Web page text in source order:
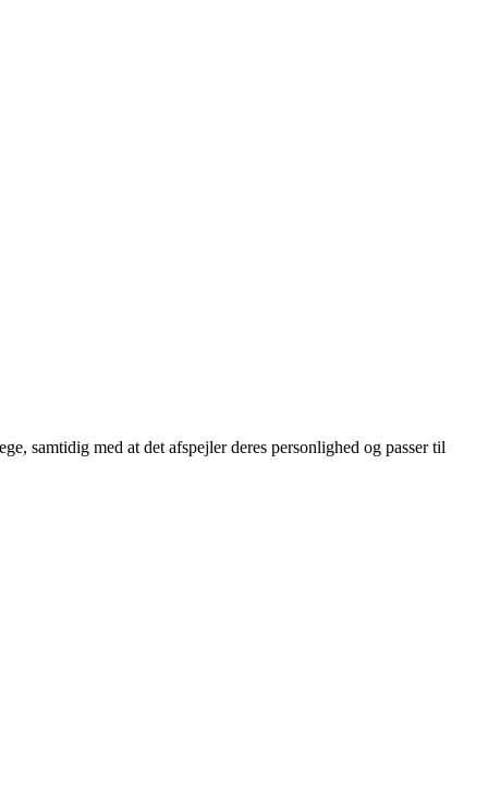
samtidig med at det afspejler deres personlighed og passer til